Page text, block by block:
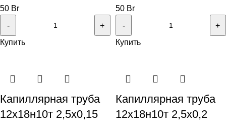
50 Br
Купить
50 Br
Купить
Капиллярная труба
12х18н10т 2,5х0,15
Капиллярная труба
12х18н10т 2,5х0,2